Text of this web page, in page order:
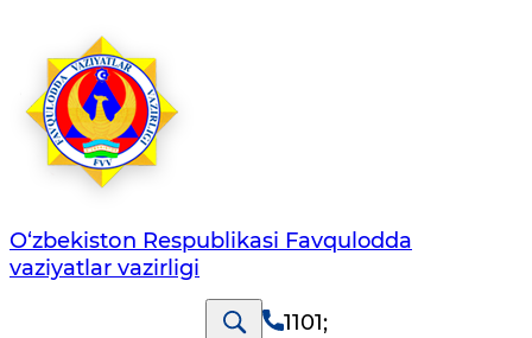
O‘zbеkistоn Rеspublikаsi Favqulodda
vaziyatlar vazirligi
1101;